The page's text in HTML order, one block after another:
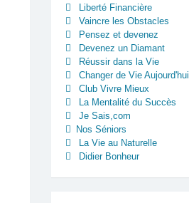
Liberté Financière
Vaincre les Obstacles
Pensez et devenez
Devenez un Diamant
Réussir dans la Vie
Changer de Vie Aujourd'hui
Club Vivre Mieux
La Mentalité du Succès
Je Sais,com
Nos Séniors
La Vie au Naturelle
Didier Bonheur